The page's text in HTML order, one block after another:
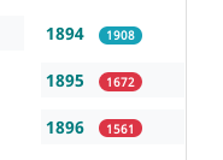
1894 1908
1895 1672
1896 1561